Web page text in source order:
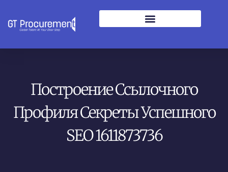
Построение Ссылочного
Профиля Секреты Успешного
SEO 1611873736